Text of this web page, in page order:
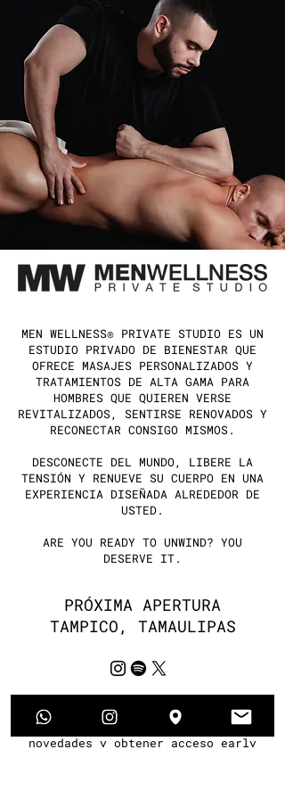
MEN WELLNESS® PRIVATE STUDIO ES UN
ESTUDIO PRIVADO DE BIENESTAR QUE
OFRECE MASAJES PERSONALIZADOS Y
TRATAMIENTOS DE ALTA GAMA PARA
HOMBRES QUE QUIEREN VERSE
REVITALIZADOS, SENTIRSE RENOVADOS Y
RECONECTAR CONSIGO MISMOS.
DESCONECTE DEL MUNDO, LIBERE LA
TENSIÓN Y RENUEVE SU CUERPO EN UNA
EXPERIENCIA DISEÑADA ALREDEDOR DE
USTED.
ARE YOU READY TO UNWIND? YOU
DESERVE IT.
PRÓXIMA APERTURA
TAMPICO, TAMAULIPAS
de apertura, conocer las
novedades y obtener acceso early